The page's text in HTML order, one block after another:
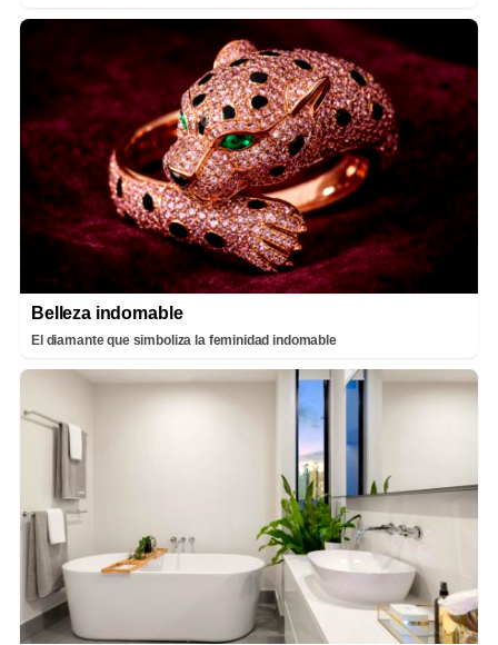
Belleza indomable
El diamante que simboliza la feminidad indomable